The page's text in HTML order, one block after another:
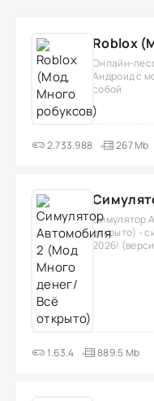
Roblox
Онлайн-
Андроид с
собой
2.733.988 267 Mb
Симулятор
открыто) -
2026!
1.63.4 889.5 Mb